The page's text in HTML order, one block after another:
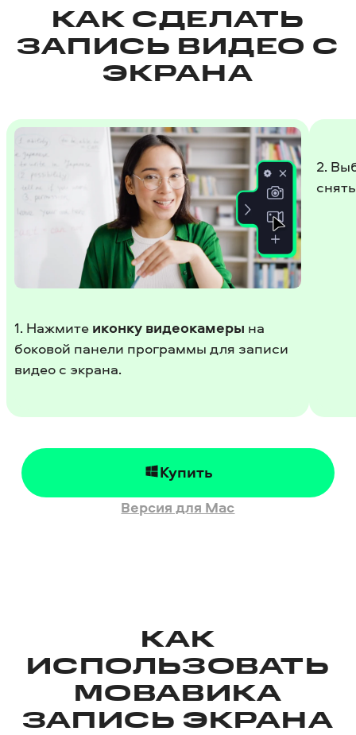
КАК СДЕЛАТЬ
ЗАПИСЬ ВИДЕО С
ЭКРАНА
1. Нажмите иконку видеокамеры на
боковой панели программы для записи
видео с экрана.
2.
Купить
Версия для Mac
КАК
ИСПОЛЬЗОВАТЬ
МОВАВИКА
ЗАПИСЬ ЭКРАНА